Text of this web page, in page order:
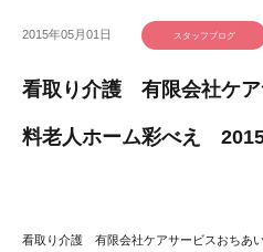
2015年05月01日 スタッフブログ
看取り介護 有限会社ケ
料老人ホーム彩べえ
看取り介護 有限会社ケアサービスおちあ